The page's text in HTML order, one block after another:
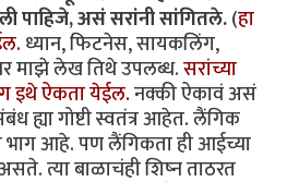
पाहिजे, असं सरांनी सांगितले.(हा
ध्यान, फिटनेस, सायकलिंग,
माझे लेख तिथे उपलब्ध.सरांच्या
इथे ऐकता येईल.नक्की ऐकावं असं
ह्या गोष्टी स्वतंत्र आहेत. लैंगिक
आहे. पण लैंगिकता ही आईच्या
त्या बाळाचंही शिष्न ताठरत